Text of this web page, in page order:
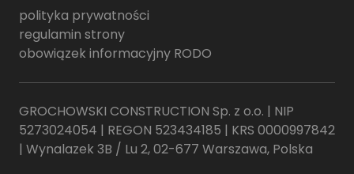
polityka prywatności
regulamin strony
obowiązek informacyjny RODO
GROCHOWSKI CONSTRUCTION Sp. z o.o. | NIP
5273024054 | REGON 523434185 | KRS 0000997842
| Wynalazek 3B / Lu 2, 02-677 Warszawa, Polska